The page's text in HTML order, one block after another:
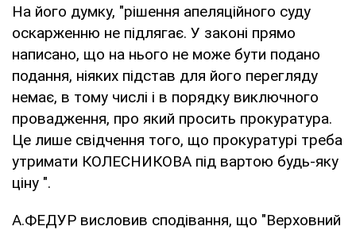
На його думку, "рішення апеляційного суду
оскарженню не підлягає. У законі прямо
написано, що на нього не може бути подано
подання, ніяких підстав для його перегляду
немає, в тому числі і в порядку виключного
провадження, про який просить прокуратура.
Це лише свідчення того, що прокуратурі треба
утримати КОЛЕСНИКОВА під вартою будь-яку
ціну ".
А.ФЕДУР висловив сподівання, що "Верховний